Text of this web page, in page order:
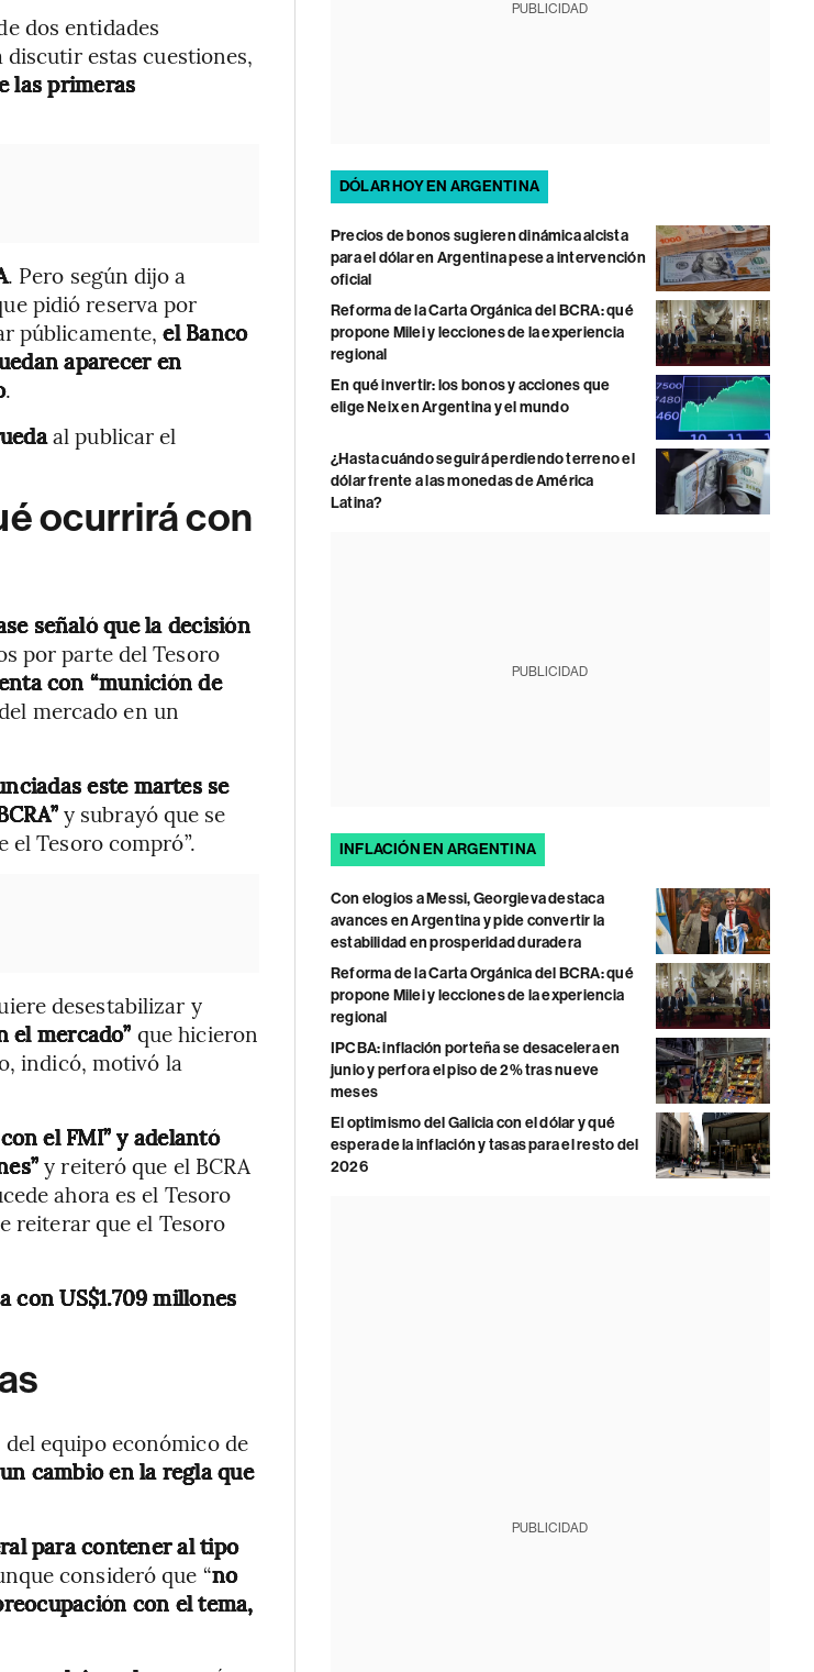
dos entidades
estas cuestiones,
las primeras
. Pero según dijo a
pidió reserva por
públicamente,el Banco
aparecer en
.
al publicar el
ocurrirá con
señaló que la decisión
por parte del Tesoro
con “munición de
mercado en un
este martes se
y subrayó que se
Tesoro compró”.
desestabilizar y
el mercado” que hicieron
indicó, motivó la
el FMI” y adelantó
y reiteró que el BCRA
ahora es el Tesoro
reiterar que el Tesoro
con US$1.709 millones
equipo económico de
cambio en la regla que
para contener al tipo
consideró que “no
con el tema,
PUBLICIDAD
DÓLAR HOY EN ARGENTINA
Precios de bonos sugieren dinámica alcista
para el dólar en Argentina pese a intervención
oficial
Reforma de la Carta Orgánica del BCRA: qué
propone Milei y lecciones de la experiencia
regional
En qué invertir: los bonos y acciones que
elige Neix en Argentina y el mundo
¿Hasta cuándo seguirá perdiendo terreno el
dólar frente a las monedas de América
Latina?
PUBLICIDAD
INFLACIÓN EN ARGENTINA
Con elogios a Messi, Georgieva destaca
avances en Argentina y pide convertir la
estabilidad en prosperidad duradera
Reforma de la Carta Orgánica del BCRA: qué
propone Milei y lecciones de la experiencia
regional
IPCBA: inflación porteña se desacelera en
junio y perfora el piso de 2% tras nueve
meses
El optimismo del Galicia con el dólar y qué
espera de la inflación y tasas para el resto del
2026
PUBLICIDAD